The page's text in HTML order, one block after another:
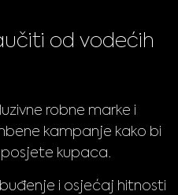
od vodećih
robne marke i
kampanje kako bi
kupaca.
i osjećaj hitnosti